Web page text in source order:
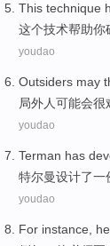
This technique
这个技术帮助你
youdao
Outsiders may
局外人可能会很
youdao
Terman has
特尔曼设计了一
youdao
For instance he